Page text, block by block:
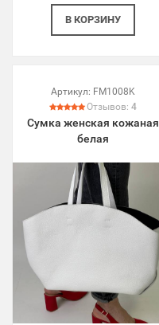
В КОРЗИНУ
Артикул: FM1008K
Отзывов: 4
Сумка женская кожаная
белая